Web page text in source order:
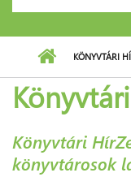
Keresés
KÖNYVTÁRI
Könyvtári
könyvtárosok